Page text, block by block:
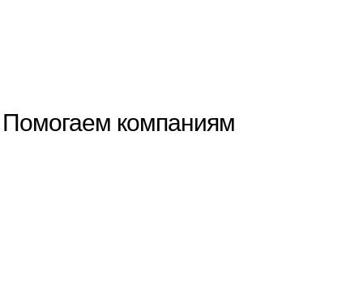
Помогаем компаниям